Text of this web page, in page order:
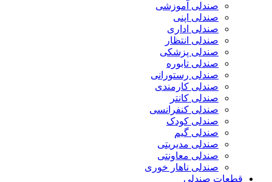
صندلی آموزشی
صندلی اپنی
صندلی اداری
صندلی انتظار
صندلی پزشکی
صندلی تابوره
صندلی رستورانی
صندلی کارمندی
صندلی کانتر
صندلی کنفرانسی
صندلی کودک
صندلی گیم
صندلی مدیریتی
صندلی معاونتی
صندلی ناهار خوری
قطعات صندلی